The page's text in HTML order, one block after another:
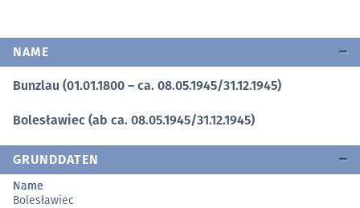
NAME
Bunzlau (01.01.1800 – ca. 08.05.1945/31.12.1945)
Bolesławiec (ab ca. 08.05.1945/31.12.1945)
GRUNDDATEN
Name
Bolesławiec